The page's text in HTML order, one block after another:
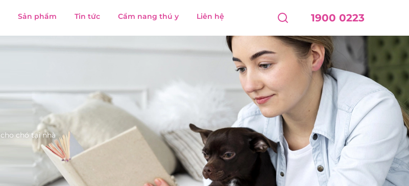
Sản phẩm Tin tức Cẩm nang thú y Liên hệ 1900 0223
chó tại nhà